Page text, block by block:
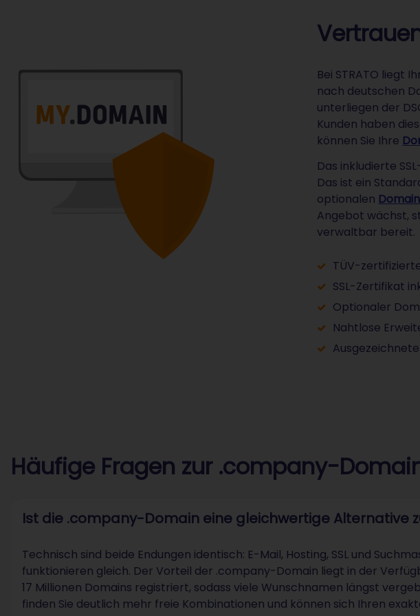
Bei STRATO liegt
nach deutschen
unterliegen der
Kunden haben
können Sie Ihre
Das inkludierte
Das ist ein
optionalen
Angebot wächst,
verwaltbar bereit.
TÜV-
SSL-Zertifikat
Optionaler
Nahtlose
Häufige Fragen zur .company-
Ist die .company-Domain eine gleichwertige Alternative
Technisch sind beide Endungen identisch: E-Mail, Hosting, SSL und
funktionieren gleich. Der Vorteil der .company-Domain liegt in der
17 Millionen Domains registriert, sodass viele Wunschnamen längst
finden Sie deutlich mehr freie Kombinationen und können sich Ihren